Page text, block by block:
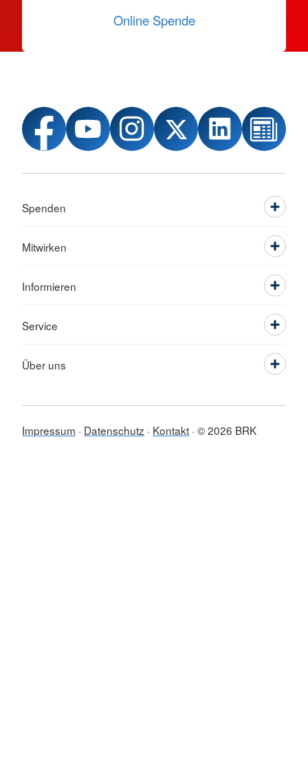
Online Spende
Spenden
Mitwirken
Informieren
Service
Über uns
Impressum Datenschutz Kontakt © 2026 BRK